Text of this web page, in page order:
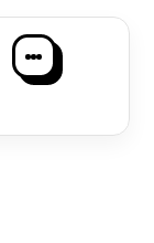
Anfragen statt